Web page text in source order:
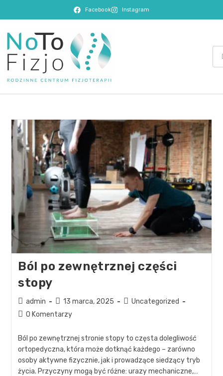
Facebook Instagram
Ból po zewnętrznej części
stopy
admin 13 marca, 2025
Uncategorized
0 Komentarzy
Ból po zewnętrznej stronie stopy to częsta dolegliwość
ortopedyczna, która może dotknąć każdego – zarówno
osoby aktywne fizycznie, jak i prowadzące siedzący tryb
życia. Przyczyny mogą być różne: urazy mechaniczne,…